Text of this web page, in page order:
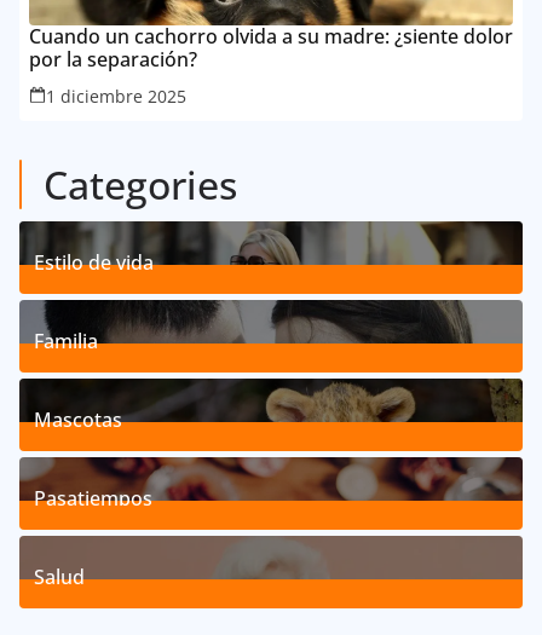
Cuando un cachorro olvida a su madre: ¿siente dolor
por la separación?
1 diciembre 2025
Categories
Estilo de vida
192Posts
Familia
527Posts
Mascotas
119Posts
Pasatiempos
39Posts
Salud